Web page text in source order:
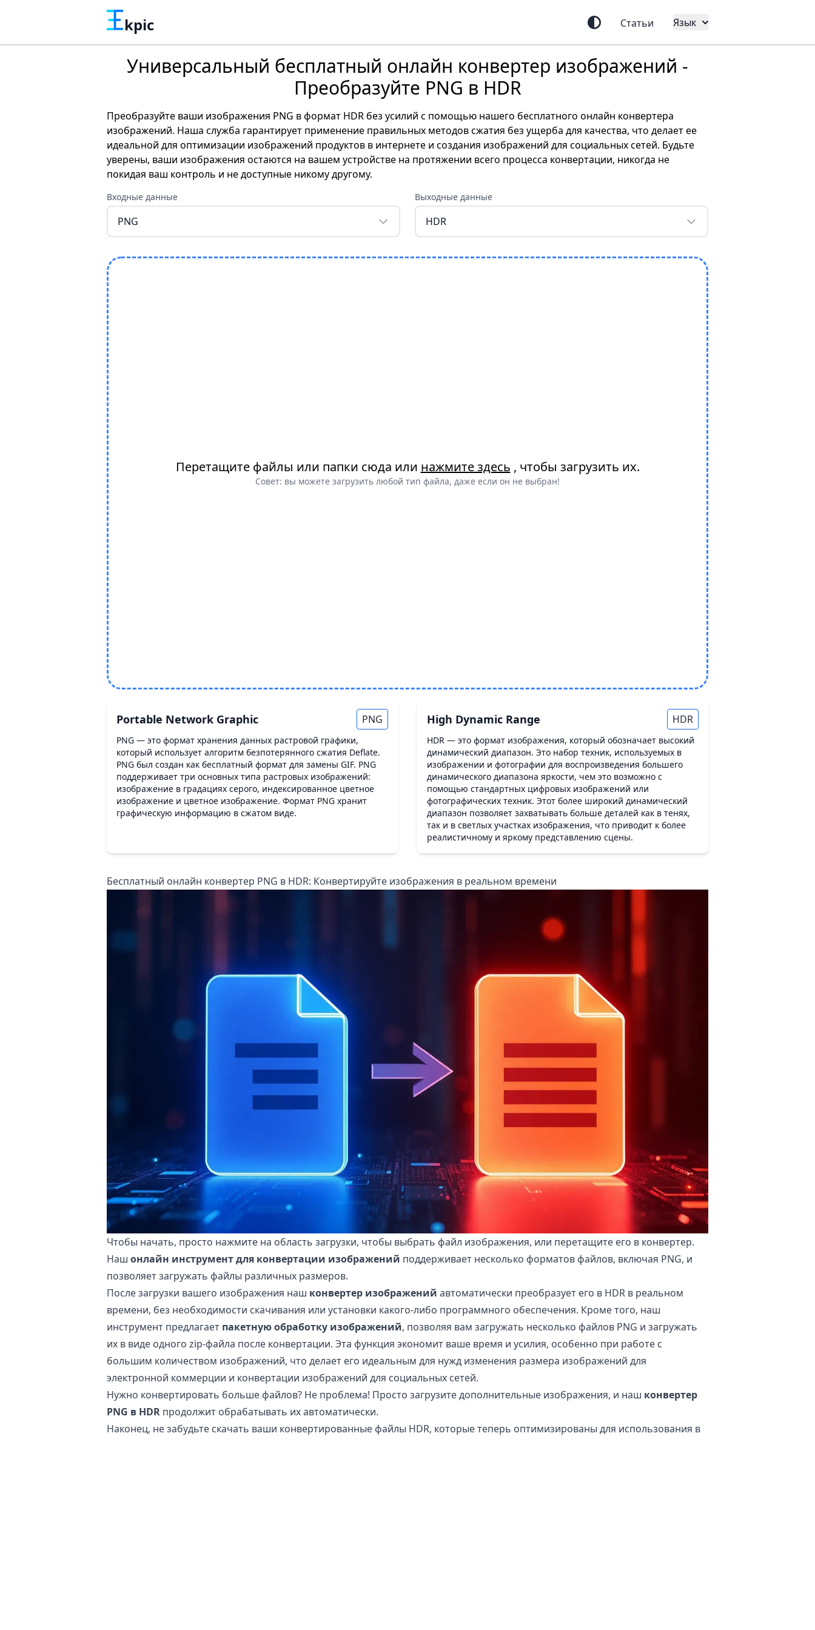
kpic Статьи Язык
Универсальный бесплатный онлайн конвертер изображений -
Преобразуйте PNG в HDR
Преобразуйте ваши изображения PNG в формат HDR без усилий с помощью нашего бесплатного онлайн конвертера
изображений. Наша служба гарантирует применение правильных методов сжатия без ущерба для качества, что делает ее
идеальной для оптимизации изображений продуктов в интернете и создания изображений для социальных сетей. Будьте
уверены, ваши изображения остаются на вашем устройстве на протяжении всего процесса конвертации, никогда не
покидая ваш контроль и не доступные никому другому.
Входные данные
PNG
Выходные данные
HDR
Перетащите файлы или папки сюда или нажмите здесь , чтобы загрузить их.
Совет: вы можете загрузить любой тип файла, даже если он не выбран!
Portable Network Graphic PNG
PNG — это формат хранения данных растровой графики,
который использует алгоритм безпотерянного сжатия Deflate.
PNG был создан как бесплатный формат для замены GIF. PNG
поддерживает три основных типа растровых изображений:
изображение в градациях серого, индексированное цветное
изображение и цветное изображение. Формат PNG хранит
графическую информацию в сжатом виде.
High Dynamic Range HDR
HDR — это формат изображения, который обозначает высокий
динамический диапазон. Это набор техник, используемых в
изображении и фотографии для воспроизведения большего
динамического диапазона яркости, чем это возможно с
помощью стандартных цифровых изображений или
фотографических техник. Этот более широкий динамический
диапазон позволяет захватывать больше деталей как в тенях,
так и в светлых участках изображения, что приводит к более
реалистичному и яркому представлению сцены.
Бесплатный онлайн конвертер PNG в HDR: Конвертируйте изображения в реальном времени
Чтобы начать, просто нажмите на область загрузки, чтобы выбрать файл изображения, или перетащите его в конвертер.
Наш онлайн инструмент для конвертации изображений поддерживает несколько форматов файлов, включая PNG, и
позволяет загружать файлы различных размеров.
После загрузки вашего изображения наш конвертер изображений автоматически преобразует его в HDR в реальном
времени, без необходимости скачивания или установки какого-либо программного обеспечения. Кроме того, наш
инструмент предлагает пакетную обработку изображений, позволяя вам загружать несколько файлов PNG и загружать
их в виде одного zip-файла после конвертации. Эта функция экономит ваше время и усилия, особенно при работе с
большим количеством изображений, что делает его идеальным для нужд изменения размера изображений для
электронной коммерции и конвертации изображений для социальных сетей.
Нужно конвертировать больше файлов? Не проблема! Просто загрузите дополнительные изображения, и наш конвертер
PNG в HDR продолжит обрабатывать их автоматически.
Наконец, не забудьте скачать ваши конвертированные файлы HDR, которые теперь оптимизированы для использования в